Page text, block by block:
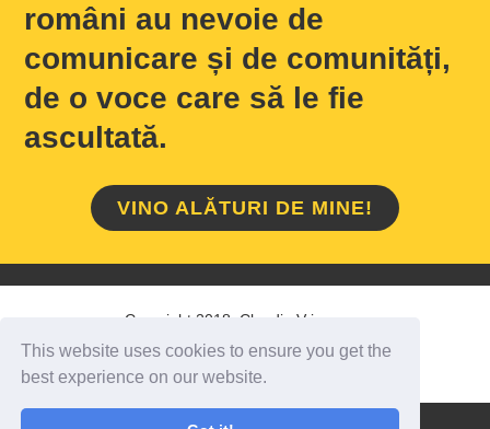
This website uses cookies to ensure you get the
best experience on our website.
români au nevoie de
comunicare și de comunități,
de o voce care să le fie
ascultată.
VINO ALĂTURI DE MINE!
Copyright 2018 Claudiu Vrinceanu
HOME / DESPRE MINE CONTACT